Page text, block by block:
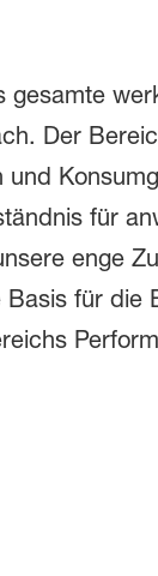
Der
für
enge
für die